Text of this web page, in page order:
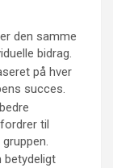
den samme
bidrag.
på hver
succes.
til
betydeligt